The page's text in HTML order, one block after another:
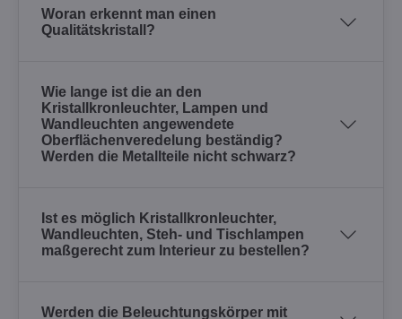
Woran erkennt man einen
Qualitätskristall?
Wie lange ist die an den
Kristallkronleuchter, Lampen und
Wandleuchten angewendete
Oberflächenveredelung beständig?
Werden die Metallteile nicht schwarz?
Ist es möglich Kristallkronleuchter,
Wandleuchten, Steh- und Tischlampen
maßgerecht zum Interieur zu bestellen?
Werden die Beleuchtungskörper mit